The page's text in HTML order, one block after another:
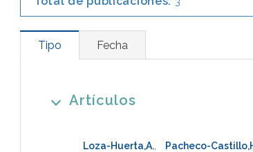
Tipo Fecha
Artículos
Loza-Huerta,A. Pacheco-